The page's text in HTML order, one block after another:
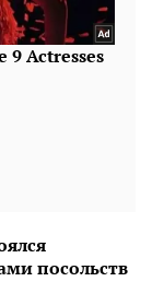
посольств